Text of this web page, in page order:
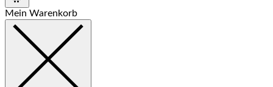
Mein Warenkorb